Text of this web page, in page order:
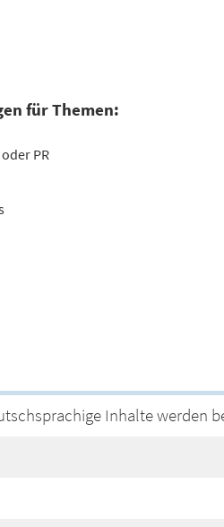
für Themen:
PR
Inhalte werden